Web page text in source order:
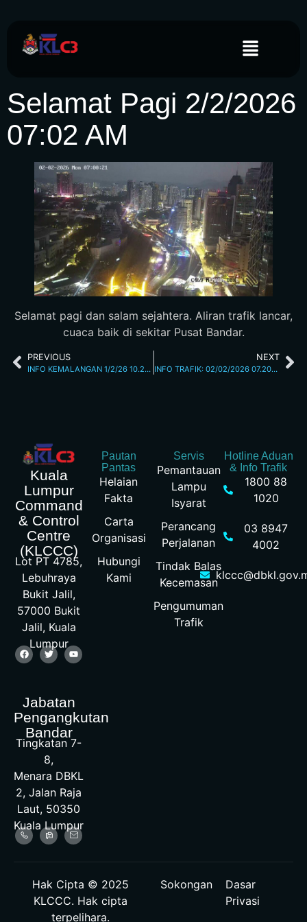
Selamat Pagi 2/2/2026
07:02 AM
Selamat pagi dan salam sejahtera. Aliran trafik lancar,
cuaca baik di sekitar Pusat Bandar.
PREVIOUS
INFO KEMALANGAN 1/2/26 10.25PM
NEXT
INFO TRAFIK: 02/02/2026 07.20AM
Kuala
Lumpur
Command
& Control
Centre
(KLCCC)
Lot PT 4785,
Lebuhraya
Bukit Jalil,
57000 Bukit
Jalil, Kuala
Lumpur
Jabatan
Pengangkutan
Bandar
Tingkatan 7-
8,
Menara DBKL
2, Jalan Raja
Laut, 50350
Kuala Lumpur
Pautan
Pantas
Helaian
Fakta
Carta
Organisasi
Hubungi
Kami
Servis
Pemantauan
Lampu
Isyarat
Perancang
Perjalanan
Tindak Balas
Kecemasan
Pengumuman
Trafik
Hotline Aduan
& Info Trafik
1800 88
1020
03 8947
4002
Hak Cipta © 2025
KLCCC. Hak cipta
terpelihara.
Sokongan
Dasar
Privasi